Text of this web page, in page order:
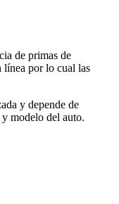
de primas de
línea por lo cual las
y depende de
modelo del auto.